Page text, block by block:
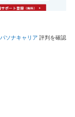
パソナキャリア 評判を確認